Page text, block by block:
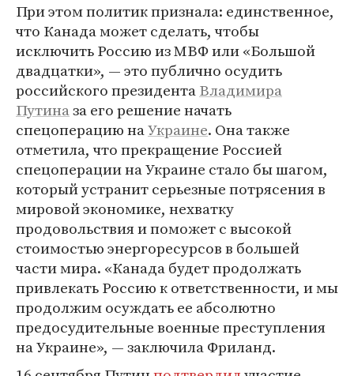
При этом политик признала: единственное,
что Канада может сделать, чтобы
исключить Россию из МВФ или «Большой
двадцатки», — это публично осудить
российского президентаВладимира
Путиназа его решение начать
спецоперацию наУкраине. Она также
отметила, что прекращение Россией
спецоперации на Украине стало бы шагом,
который устранит серьезные потрясения в
мировой экономике, нехватку
продовольствия и поможет с высокой
стоимостью энергоресурсов в большей
части мира. «Канада будет продолжать
привлекать Россию к ответственности, и мы
продолжим осуждать ее абсолютно
предосудительные военные преступления
на Украине», — заключила Фриланд.